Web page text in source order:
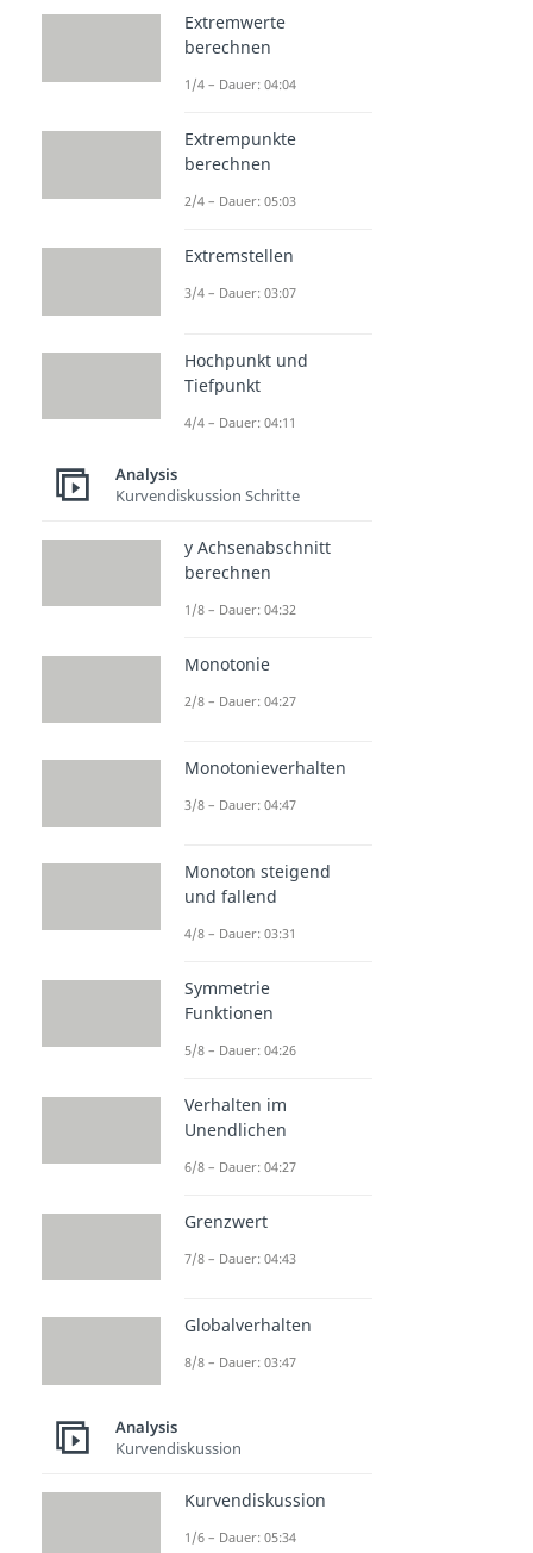
Extremwerte
berechnen
1/4 – Dauer: 04:04
Extrempunkte
berechnen
2/4 – Dauer: 05:03
Extremstellen
3/4 – Dauer: 03:07
Hochpunkt und
Tiefpunkt
4/4 – Dauer: 04:11
Analysis
Kurvendiskussion Schritte
y Achsenabschnitt
berechnen
1/8 – Dauer: 04:32
Monotonie
2/8 – Dauer: 04:27
Monotonieverhalten
3/8 – Dauer: 04:47
Monoton steigend
und fallend
4/8 – Dauer: 03:31
Symmetrie
Funktionen
5/8 – Dauer: 04:26
Verhalten im
Unendlichen
6/8 – Dauer: 04:27
Grenzwert
7/8 – Dauer: 04:43
Globalverhalten
8/8 – Dauer: 03:47
Analysis
Kurvendiskussion
Kurvendiskussion
1/6 – Dauer: 05:34